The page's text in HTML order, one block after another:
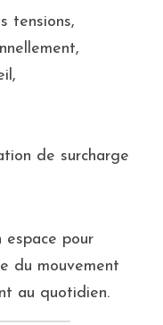
tensions,
de surcharge
espace pour
du mouvement
au quotidien.